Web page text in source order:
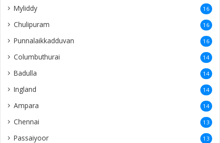
Myliddy 16
Chulipuram 16
Punnalaikkadduvan 16
Columbuthurai 14
Badulla 14
Ingland 14
Ampara 14
Chennai 13
Passaiyoor 13